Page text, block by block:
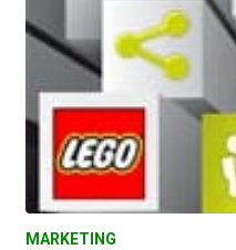
MARKETING